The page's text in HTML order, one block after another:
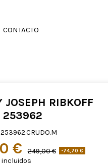
CONTACTO
JOSEPH RIBKOFF
253962
253962.CRUDO.M
€ 249,00 € -74,70 €